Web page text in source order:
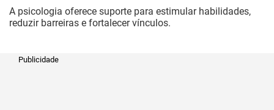
A psicologia oferece suporte para estimular habilidades,
reduzir barreiras e fortalecer vínculos.
Publicidade